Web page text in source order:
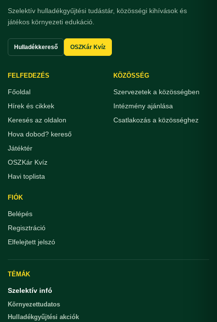
Szelektív hulladékgyűjtési tudástár, közösségi kihívások és
játékos környezeti edukáció.
Hulladékkereső OSZKár Kvíz
FELFEDEZÉS
Főoldal
Hírek és cikkek
Keresés az oldalon
Hova dobod? kereső
Játéktér
OSZKár Kvíz
Havi toplista
KÖZÖSSÉG
Szervezetek a közösségben
Intézmény ajánlása
Csatlakozás a közösséghez
FIÓK
Belépés
Regisztráció
Elfelejtett jelszó
TÉMÁK
Szelektív infó
Környezettudatos
Hulladékgyűjtési akciók